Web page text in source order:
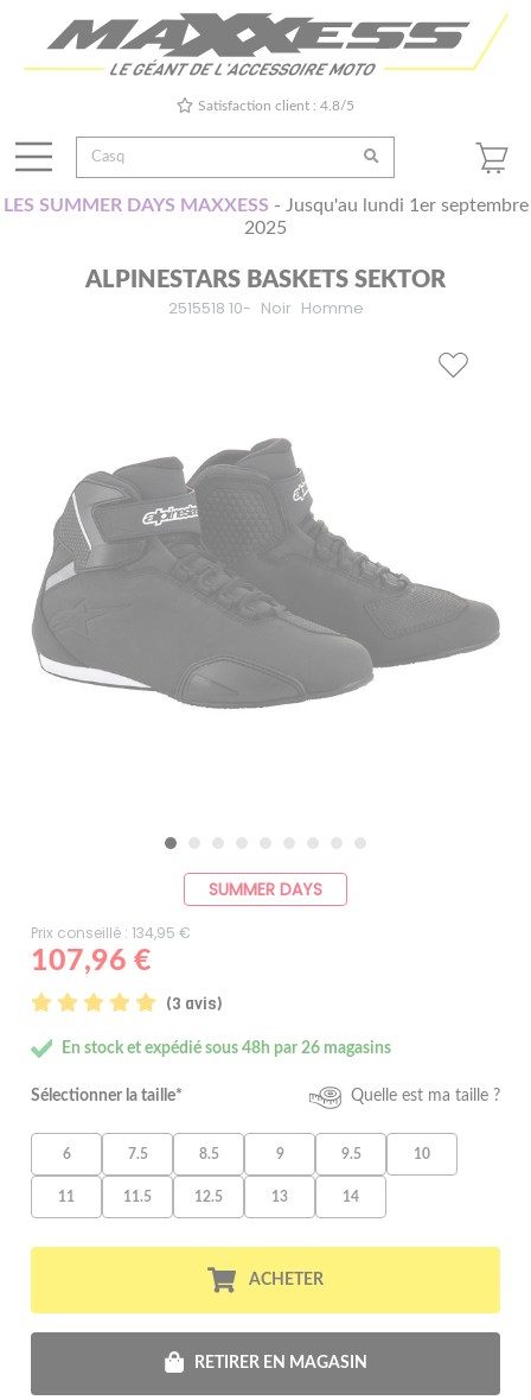
Satisfaction client : 4.8/5
LES SUMMER DAYS MAXXESS - Jusqu'au lundi 1er septembre
2025
ALPINESTARS BASKETS SEKTOR
2515518 10- Noir Homme
SUMMER DAYS
Prix conseillé : 134,95 €
107,96 €
(3 avis)
En stock et expédié sous 48h par 26 magasins
Sélectionner la taille* Quelle est ma taille ?
6 7.5 8.5 9 9.5 10
11 11.5 12.5 13 14
ACHETER
RETIRER EN MAGASIN